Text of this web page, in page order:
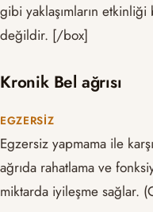
gibi yaklaşımların
değildir. [/box]
Kronik Bel ağrısı
EGZERSIZ
Egzersiz yapmama ile
ağrıda rahatlama ve
miktarda iyileşme sağlar.